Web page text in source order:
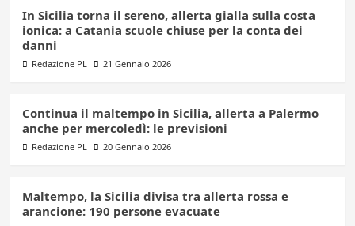
In Sicilia torna il sereno, allerta gialla sulla costa
ionica: a Catania scuole chiuse per la conta dei
danni
Redazione PL 21 Gennaio 2026
Continua il maltempo in Sicilia, allerta a Palermo
anche per mercoledì: le previsioni
Redazione PL 20 Gennaio 2026
Maltempo, la Sicilia divisa tra allerta rossa e
arancione: 190 persone evacuate